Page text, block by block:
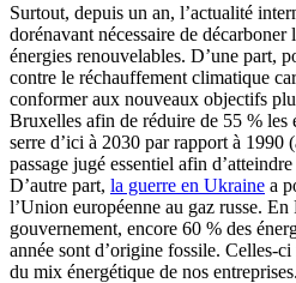
Surtout, depuis un an, l’actualité
dorénavant nécessaire de décarboner
énergies renouvelables. D’une part,
contre le réchauffement climatique
conformer aux nouveaux objectifs
Bruxelles afin de réduire de 55 % les
serre d’ici à 2030 par rapport à
passage jugé essentiel afin
D’autre part, la guerre en Ukraine a
l’Union européenne au gaz russe. En
gouvernement, encore 60 % des
année sont d’origine fossile. Celles-
du mix énergétique de nos entreprises.